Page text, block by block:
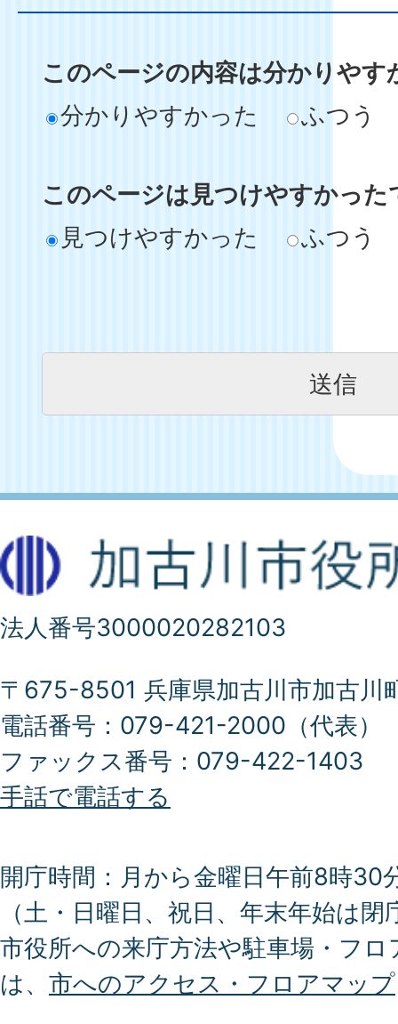
このページの内容は分かりやす
分かりやすかった
ふつう
このページは見つけやすかった
見つけやすかった
ふつう
法人番号3000020282103
〒675-8501 兵庫県加古川市加古川
電話番号：079-421-2000（代表）
ファックス番号：079-422-1403
手話で電話する
開庁時間：月から金曜日午前8時30
（土・日曜日、祝日、年末年始は閉
市役所への来庁方法や駐車場・フ
は、 市へのアクセス・フロアマップ